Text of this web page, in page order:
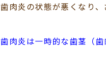
歯肉炎の状態が悪くなり、
歯肉炎は一時的な歯茎（